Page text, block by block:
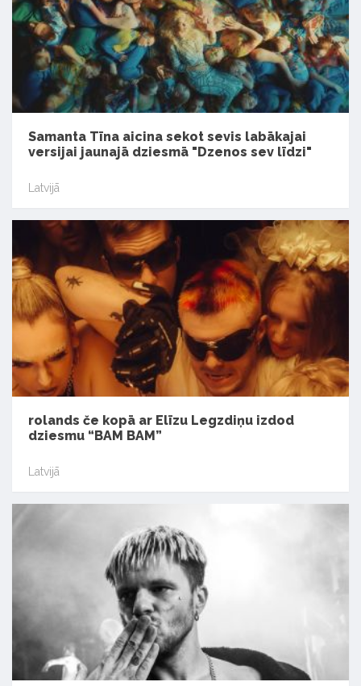
Samanta Tīna aicina sekot sevis labākajai
versijai jaunajā dziesmā "Dzenos sev līdzi"
Latvijā
rolands če kopā ar Elīzu Legzdiņu izdod
dziesmu “BAM BAM”
Latvijā